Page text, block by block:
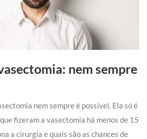
nem sempre
nem sempre é possível. Ela só é
fizeram a vasectomia há menos de 15
a cirurgia e quais são as chances de